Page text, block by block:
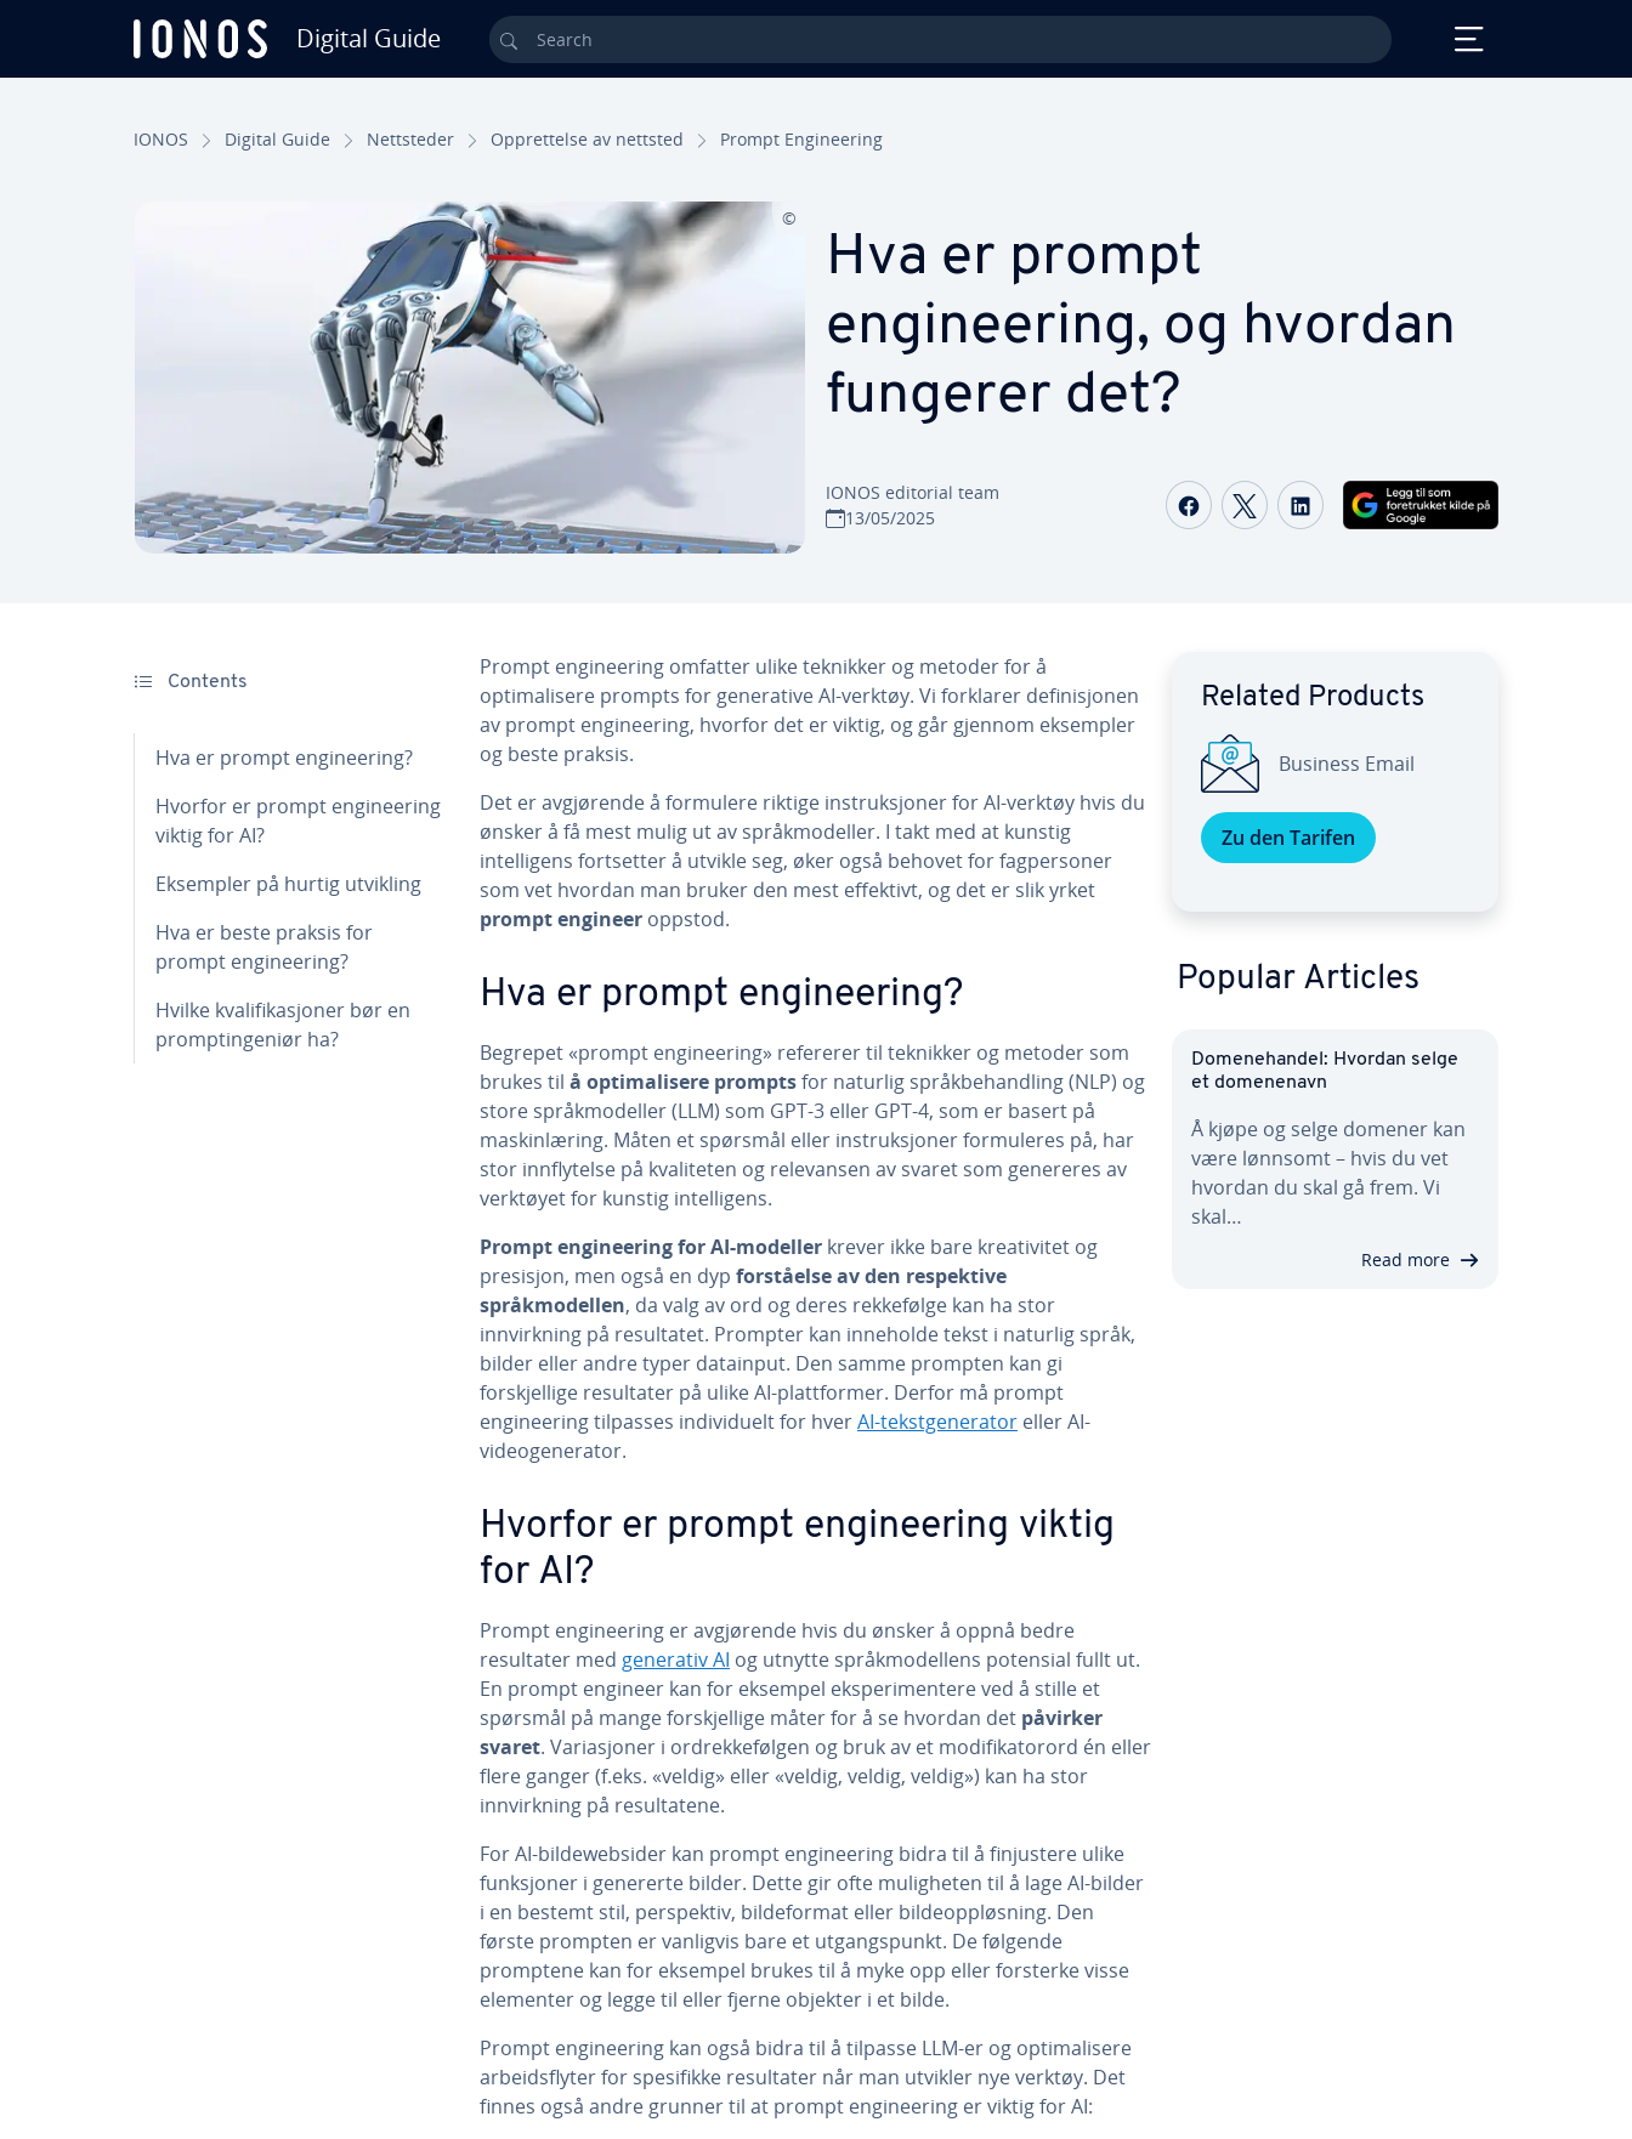
Digital Guide Search
IONOS Digital Guide Nettsteder Opprettelse av nettsted Prompt Engineering
Hva er prompt
engineering, og hvordan
fungerer det?
IONOS editorial team
13/05/2025
Share on Facebook
Share on Twitter
Share on LinkedIn
Contents
Hva er prompt engineering?
Hvorfor er prompt engineering
viktig for AI?
Eksempler på hurtig utvikling
Hva er beste praksis for
prompt engineering?
Hvilke kvalifikasjoner bør en
promptingeniør ha?
Prompt engineering omfatter ulike teknikker og metoder for å
optimalisere prompts for generative AI-verktøy. Vi forklarer definisjonen
av prompt engineering, hvorfor det er viktig, og går gjennom eksempler
og beste praksis.
Det er avgjørende å formulere riktige instruksjoner for AI-verktøy hvis du
ønsker å få mest mulig ut av språkmodeller. I takt med at kunstig
intelligens fortsetter å utvikle seg, øker også behovet for fagpersoner
som vet hvordan man bruker den mest effektivt, og det er slik yrket
prompt engineer oppstod.
Hva er prompt engineering?
Begrepet «prompt engineering» refererer til teknikker og metoder som
brukes til å optimalisere promptsfor naturlig språkbehandling (NLP) og
store språkmodeller (LLM) som GPT-3 eller GPT-4, som er basert på
maskinlæring. Måten et spørsmål eller instruksjoner formuleres på, har
stor innflytelse på kvaliteten og relevansen av svaret som genereres av
verktøyet for kunstig intelligens.
Prompt engineering for AI-modeller krever ikke bare kreativitet og
presisjon, men også en dyp forståelse av den respektive
språkmodellen, da valg av ord og deres rekkefølge kan ha stor
innvirkning på resultatet. Prompter kan inneholde tekst i naturlig språk,
bilder eller andre typer datainput. Den samme prompten kan gi
forskjellige resultater på ulike AI-plattformer. Derfor må prompt
engineering tilpasses individuelt for hverAI-tekstgenerator eller AI-
videogenerator.
Hvorfor er prompt engineering viktig
for AI?
Prompt engineering er avgjørende hvis du ønsker å oppnå bedre
resultater med generativ AI og utnytte språkmodellens potensial fullt ut.
En prompt engineer kan for eksempel eksperimentere ved å stille et
spørsmål på mange forskjellige måter for å se hvordan det påvirker
svaret. Variasjoner i ordrekkefølgen og bruk av et modifikatorord én eller
flere ganger (f.eks. «veldig» eller «veldig, veldig, veldig») kan ha stor
innvirkning på resultatene.
For AI-bildewebsider kan prompt engineering bidra til å finjustere ulike
funksjoner i genererte bilder. Dette gir ofte muligheten til å lage AI-bilder
i en bestemt stil, perspektiv, bildeformat eller bildeoppløsning. Den
første prompten er vanligvis bare et utgangspunkt. De følgende
promptene kan for eksempel brukes til å myke opp eller forsterke visse
elementer og legge til eller fjerne objekter i et bilde.
Prompt engineering kan også bidra til å tilpasse LLM-er og optimalisere
arbeidsflyter for spesifikke resultater når man utvikler nye verktøy. Det
finnes også andre grunner til at prompt engineering er viktig for AI:
Related Products
Business Email
Zu den Tarifen
Popular Articles
Domenehandel: Hvordan selge
et domenenavn
Å kjøpe og selge domener kan
være lønnsomt – hvis du vet
hvordan du skal gå frem. Vi
skal…
Read more